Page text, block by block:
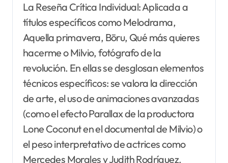
La Reseña Crítica Individual: Aplicada a
títulos específicos como Melodrama,
Aquella primavera, Bōru, Qué más quieres
hacerme o Milvio, fotógrafo de la
revolución. En ellas se desglosan elementos
técnicos específicos: se valora la dirección
de arte, el uso de animaciones avanzadas
(como el efecto Parallax de la productora
Lone Coconut en el documental de Milvio) o
el peso interpretativo de actrices como
Mercedes Morales y Judith Rodríguez.